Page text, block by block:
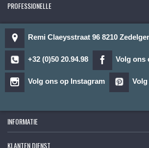
PROFESSIONELLE
Remi Claeysstraat 96 8210
+32 (0)50 20.94.98 Volg ons
Volg ons op Instagram
INFORMATIE
KLANTEN DIENST